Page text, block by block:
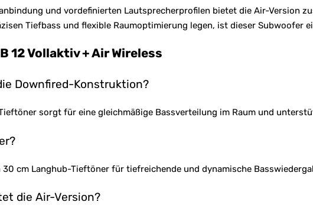
und vordefinierten Lautsprecherprofilen bietet die Air-Version
Tiefbass und flexible Raumoptimierung legen, ist dieser Subwoofer
12 Vollaktiv + Air Wireless
Downfired-Konstruktion?
sorgt für eine gleichmäßige Bassverteilung im Raum und
30 cm Langhub-Tieftöner für tiefreichende und dynamische
die Air-Version?